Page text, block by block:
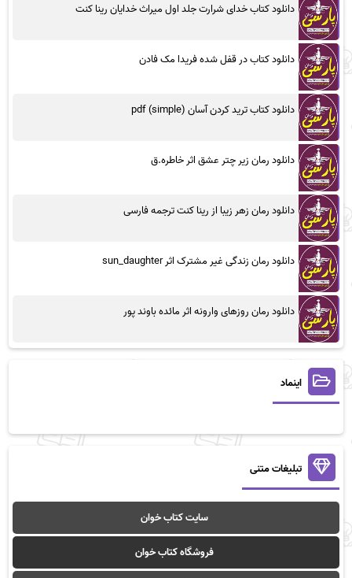
دانلود کتاب خدای شرارت جلد اول میراث خدایان رینا کنت
دانلود کتاب در قفل شده فریدا مک فادن
دانلود کتاب ترید کردن آسان (simple) pdf
دانلود رمان زیر چتر عشق اثر خاطره.ق
دانلود رمان زهر زیبا از رینا کنت ترجمه فارسی
دانلود رمان زندگی غیر مشترک اثر sun_daughter
دانلود رمان روزهای وارونه اثر مائده باوند پور
اینماد
تبلیغات متنی
سایت کتاب خوان
فروشگاه کتاب خوان